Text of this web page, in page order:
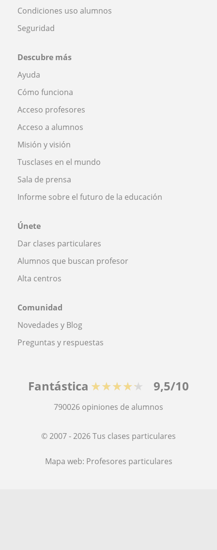
Condiciones uso alumnos
Seguridad
Descubre más
Ayuda
Cómo funciona
Acceso profesores
Acceso a alumnos
Misión y visión
Tusclases en el mundo
Sala de prensa
Informe sobre el futuro de la educación
Únete
Dar clases particulares
Alumnos que buscan profesor
Alta centros
Comunidad
Novedades y Blog
Preguntas y respuestas
Fantástica ★★★★★ 9,5/10
790026 opiniones de alumnos
© 2007 - 2026 Tus clases particulares
Mapa web: Profesores particulares